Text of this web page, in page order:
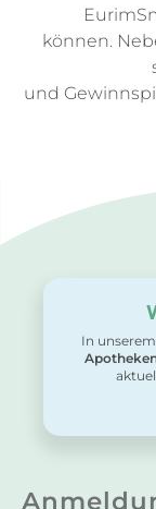
können.
und
In unserem